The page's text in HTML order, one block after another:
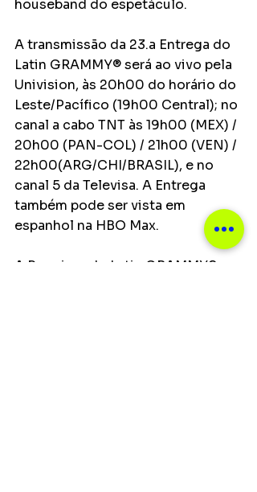
houseband do espetáculo.
A transmissão da 23.a Entrega do
Latin GRAMMY® será ao vivo pela
Univision, às 20h00 do horário do
Leste/Pacífico (19h00 Central); no
canal a cabo TNT às 19h00 (MEX) /
20h00 (PAN-COL) / 21h00 (VEN) /
22h00(ARG/CHI/BRASIL), e no
canal 5 da Televisa. A Entrega
também pode ser vista em
espanhol na HBO Max.
A Premiere do Latin GRAMMY®,